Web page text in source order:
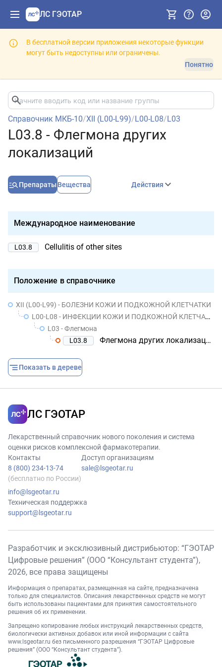
ЛС ГЭОТАР
В бесплатной версии приложения некоторые функции
могут быть недоступны или ограничены.
Понятно
Справочник МКБ-10/XII (L00-L99)/L00-L08/L03
L03.8 - Флегмона других
локализаций
Препараты Вещества Действия
Международное наименование
L03.8 Cellulitis of other sites
Положение в справочнике
XII (L00-L99) - БОЛЕЗНИ КОЖИ И ПОДКОЖНОЙ КЛЕТЧАТКИ
L00-L08 - ИНФЕКЦИИ КОЖИ И ПОДКОЖНОЙ КЛЕТЧАТКИ
L03 - Флегмона
L03.8
Флегмона других локализаций
Показать в дереве
ЛС ГЭОТАР
Лекарственный справочник нового поколения и система
оценки рисков комплексной фармакотерапии.
Контакты
8 (800) 234-13-74
(бесплатно по России)
info@lsgeotar.ru
Доступ организациям
sale@lsgeotar.ru
Техническая поддержка
support@lsgeotar.ru
Разработчик и эксклюзивный дистрибьютор: “ГЭОТАР
Цифровые решения” (ООО “Консультант студента”),
2026, все права защищены
Информация о препаратах, размещенная на сайте, предназначена
только для специалистов. Описания лекарственных средств не могут
быть использованы пациентами для принятия самостоятельного
решения об их применении.
Запрещено копирование любых инструкций лекарственных средств,
биологически активных добавок или иной информации с сайта
www.lsgeotar.ru без письменного разрешения “ГЭОТАР Цифровые
решения” (ООО “Консультант студента”).